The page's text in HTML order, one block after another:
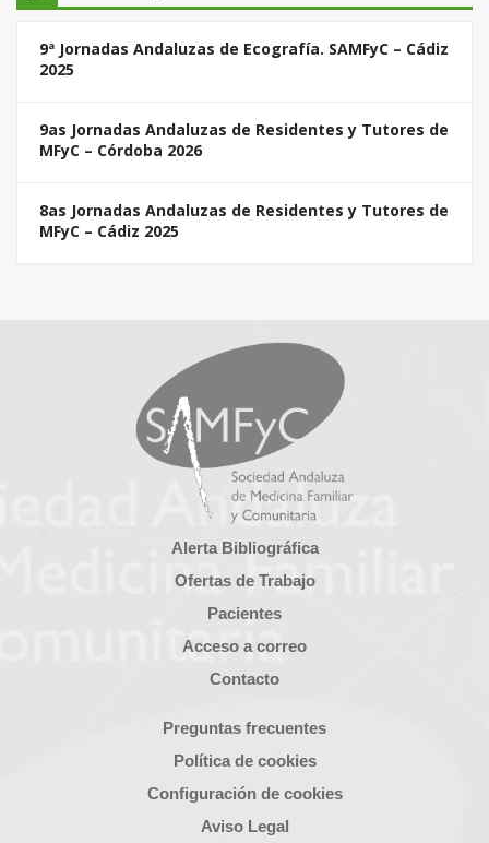
9ª Jornadas Andaluzas de Ecografía. SAMFyC – Cádiz
2025
9as Jornadas Andaluzas de Residentes y Tutores de
MFyC – Córdoba 2026
8as Jornadas Andaluzas de Residentes y Tutores de
MFyC – Cádiz 2025
Alerta Bibliográfica
Ofertas de Trabajo
Pacientes
Acceso a correo
Contacto
Preguntas frecuentes
Política de cookies
Configuración de cookies
Aviso Legal